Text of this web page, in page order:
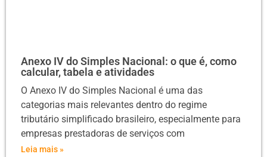
Anexo IV do Simples Nacional: o que é, como
calcular, tabela e atividades
O Anexo IV do Simples Nacional é uma das
categorias mais relevantes dentro do regime
tributário simplificado brasileiro, especialmente para
empresas prestadoras de serviços com
Leia mais »